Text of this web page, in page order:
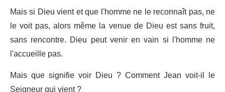
Mais si Dieu vient et que l'homme ne le reconnaît pas, ne
le voit pas, alors même la venue de Dieu est sans fruit,
sans rencontre. Dieu peut venir en vain si l'homme ne
l'accueille pas.
Mais que signifie voir Dieu ? Comment Jean voit-il le